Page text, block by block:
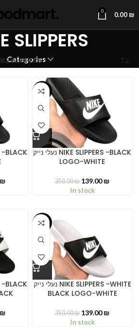
0 0.00 ₪
SLIPPERS
Categories
SLIPPERS
₪
-60%
נעלי נייק NIKE SLIPPERS -BLACK
LOGO-WHITE
350.00₪ 139.00₪
In stock
₪
-60%
נעלי נייק NIKE SLIPPERS -WHITE
BLACK LOGO-WHITE
350.00₪ 139.00₪
In stock